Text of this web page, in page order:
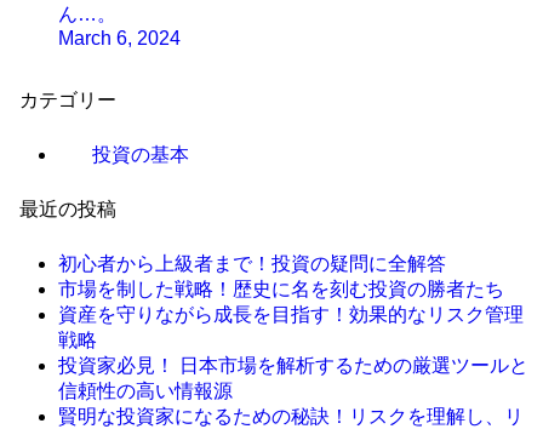
ん…。
March 6, 2024
カテゴリー
投資の基本
最近の投稿
初心者から上級者まで！投資の疑問に全解答
市場を制した戦略！歴史に名を刻む投資の勝者たち
資産を守りながら成長を目指す！効果的なリスク管理
戦略
投資家必見！ 日本市場を解析するための厳選ツールと
信頼性の高い情報源
賢明な投資家になるための秘訣！リスクを理解し、リ